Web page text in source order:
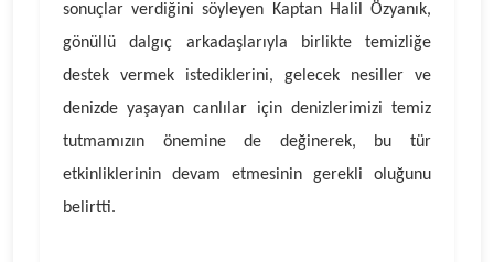
sonuçlar verdiğini söyleyen Kaptan Halil Özyanık,
gönüllü dalgıç arkadaşlarıyla birlikte temizliğe
destek vermek istediklerini, gelecek nesiller ve
denizde yaşayan canlılar için denizlerimizi temiz
tutmamızın önemine de değinerek, bu tür
etkinliklerinin devam etmesinin gerekli oluğunu
belirtti.